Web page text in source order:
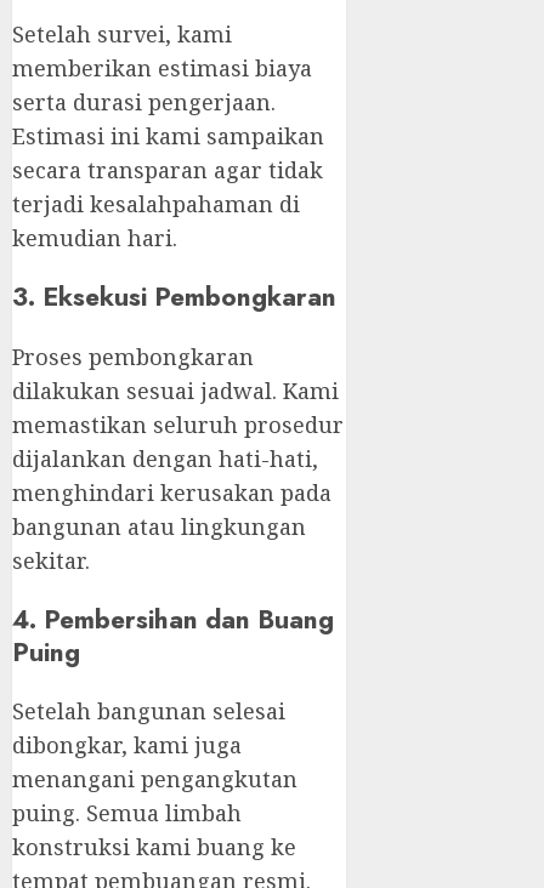
Setelah survei, kami
memberikan estimasi biaya
serta durasi pengerjaan.
Estimasi ini kami sampaikan
secara transparan agar tidak
terjadi kesalahpahaman di
kemudian hari.
3. Eksekusi Pembongkaran
Proses pembongkaran
dilakukan sesuai jadwal. Kami
memastikan seluruh prosedur
dijalankan dengan hati-hati,
menghindari kerusakan pada
bangunan atau lingkungan
sekitar.
4. Pembersihan dan Buang
Puing
Setelah bangunan selesai
dibongkar, kami juga
menangani pengangkutan
puing. Semua limbah
konstruksi kami buang ke
tempat pembuangan resmi.